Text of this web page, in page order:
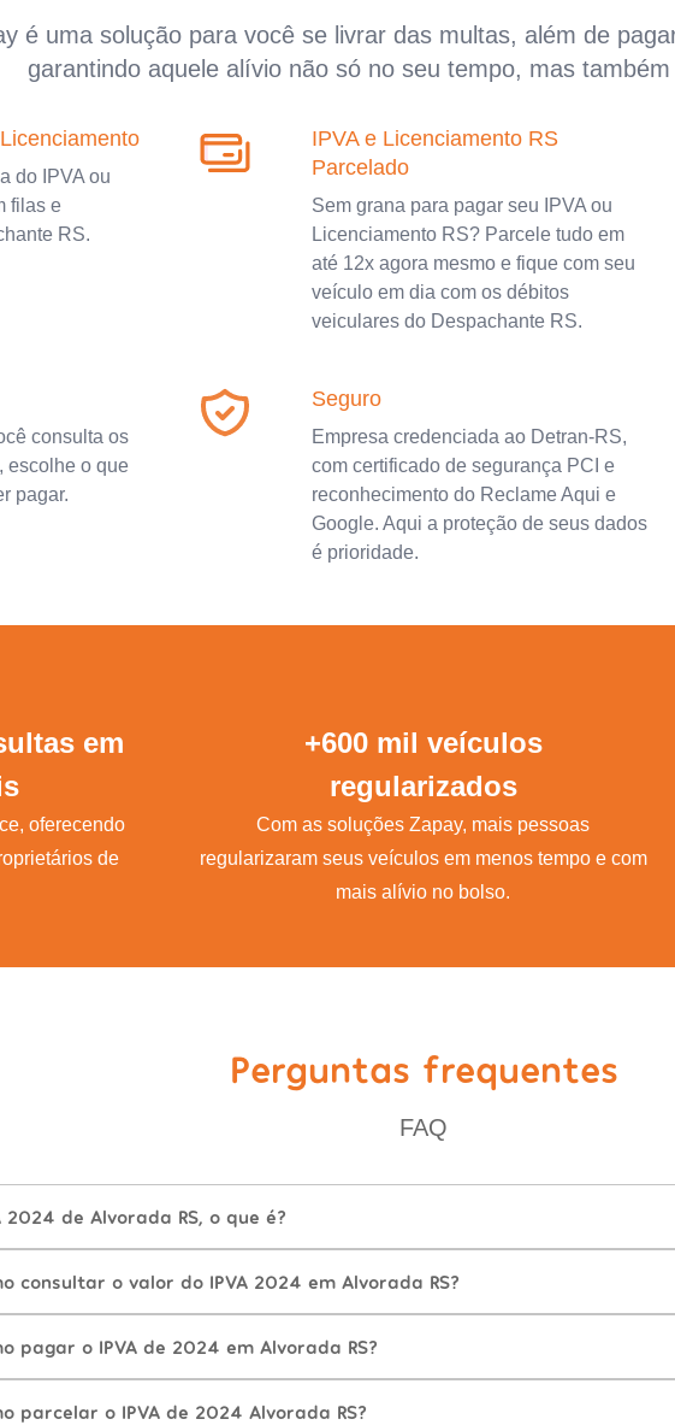
é uma solução para você se livrar das multas, além de
garantindo aquele alívio não só no seu tempo, mas
do IPVA ou
filas e
RS.
IPVA e Licenciamento RS
Parcelado
Sem grana para pagar seu IPVA ou
Licenciamento RS? Parcele tudo em
até 12x agora mesmo e fique com seu
veículo em dia com os débitos
veiculares do Despachante RS.
consulta os
escolhe o que
pagar.
Seguro
Empresa credenciada ao Detran-RS,
com certificado de segurança PCI e
reconhecimento do Reclame Aqui e
Google. Aqui a proteção de seus dados
é prioridade.
em
oferecendo
de
+600 mil veículos
regularizados
Com as soluções Zapay, mais pessoas
regularizaram seus veículos em menos tempo e com
mais alívio no bolso.
Perguntas frequentes
FAQ
2024 de Alvorada RS, o que é?
consultar o valor do IPVA 2024 em Alvorada RS?
pagar o IPVA de 2024 em Alvorada RS?
parcelar o IPVA de 2024 Alvorada RS?